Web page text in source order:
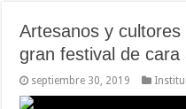
Artesanos y
gran festival de cara
septiembre 30, 2019